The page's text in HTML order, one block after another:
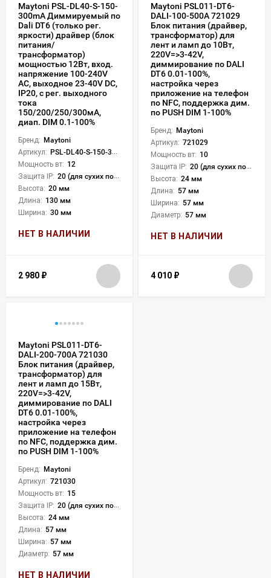
Maytoni PSL-DL40-S-150-
300mA Диммируемый по
Dali DT6 (только рег.
яркости) драйвер (блок
питания/
трансформатор)
мощностью 12Вт, вход.
напряжение 100-240V
АC, выходное 23-40V DC,
IP20, с рег. выходного
тока
150/200/250/300мА,
диап. DIM 0.1-100%
Бренд: Maytoni
Артикул: PSL-DL40-S-150-300mA
Мощность вт: 12
Защита IP: 20 (для сухих пом.)
Высота: 20 мм
Длина: 130 мм
Ширина: 30 мм
НЕТ В НАЛИЧИИ
2 980 ₽
Maytoni PSL011-DT6-
DALI-100-500A 721029
Блок питания (драйвер,
трансформатор) для
лент и ламп до 10Вт,
220V=>3-42V,
диммирование по DALI
DT6 0.01-100%,
настройка через
приложение на телефон
по NFC, поддержка дим.
по PUSH DIM 1-100%
Бренд: Maytoni
Артикул: 721029
Мощность вт: 10
Защита IP: 20 (для сухих пом.)
Высота: 24 мм
Длина: 57 мм
Ширина: 57 мм
Диаметр: 57 мм
НЕТ В НАЛИЧИИ
4 010 ₽
Maytoni PSL011-DT6-
DALI-200-700A 721030
Блок питания (драйвер,
трансформатор) для
лент и ламп до 15Вт,
220V=>3-42V,
диммирование по DALI
DT6 0.01-100%,
настройка через
приложение на телефон
по NFC, поддержка дим.
по PUSH DIM 1-100%
Бренд: Maytoni
Артикул: 721030
Мощность вт: 15
Защита IP: 20 (для сухих пом.)
Высота: 24 мм
Длина: 57 мм
Ширина: 57 мм
Диаметр: 57 мм
НЕТ В НАЛИЧИИ